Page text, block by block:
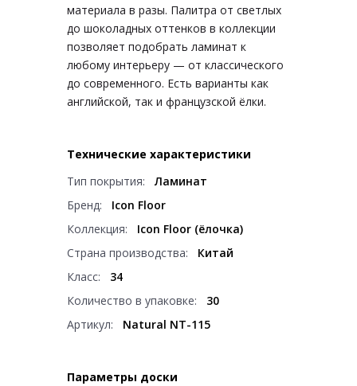
материала в разы. Палитра от светлых
до шоколадных оттенков в коллекции
позволяет подобрать ламинат к
любому интерьеру — от классического
до современного. Есть варианты как
английской, так и французской ёлки.
Технические характеристики
Тип покрытия:
Ламинат
Бренд:
Icon Floor
Коллекция:
Icon Floor (ёлочка)
Страна производства:
Китай
Класс:
34
Количество в упаковке:
30
Артикул:
Natural NT-115
Параметры доски